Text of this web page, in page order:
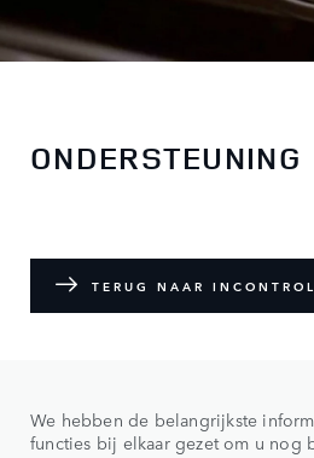
ONDERSTEUNING
TERUG NAAR
We hebben de belangrijkste
functies bij elkaar gezet om u nog